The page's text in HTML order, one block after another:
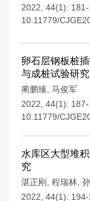
2022, 44(1): 181-
10.11779/
卵石层钢板桩
与成桩试验研究
蔺鹏臻 马俊军
2022, 44(1): 187-
10.11779/
水库区大型堆
究
湛正刚 程瑞林
2022, 44(1): 194-